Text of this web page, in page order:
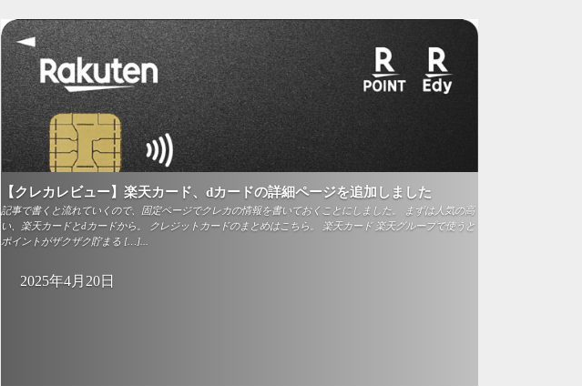
【クレカレビュー】楽天カード、dカードの詳細ページを追加しました
記事で書くと流れていくので、固定ページでクレカの情報を書いておくことにしました。 まずは人気の高
い、楽天カードとdカードから。 クレジットカードのまとめはこちら。 楽天カード 楽天グループで使うと
ポイントがザクザク貯まる […]...
2025年4月20日